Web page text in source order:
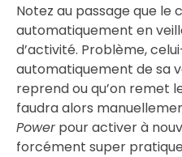
Notez au passage que le
automatiquement en
d’activité. Problème,
automatiquement de sa
reprend ou qu’on remet
faudra alors
Powerpour activer à
forcément super